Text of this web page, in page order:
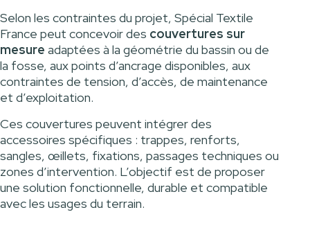
Selon les contraintes du projet, Spécial Textile
France peut concevoir des couvertures sur
mesure adaptées à la géométrie du bassin ou de
la fosse, aux points d’ancrage disponibles, aux
contraintes de tension, d’accès, de maintenance
et d’exploitation.
Ces couvertures peuvent intégrer des
accessoires spécifiques : trappes, renforts,
sangles, œillets, fixations, passages techniques ou
zones d’intervention. L’objectif est de proposer
une solution fonctionnelle, durable et compatible
avec les usages du terrain.